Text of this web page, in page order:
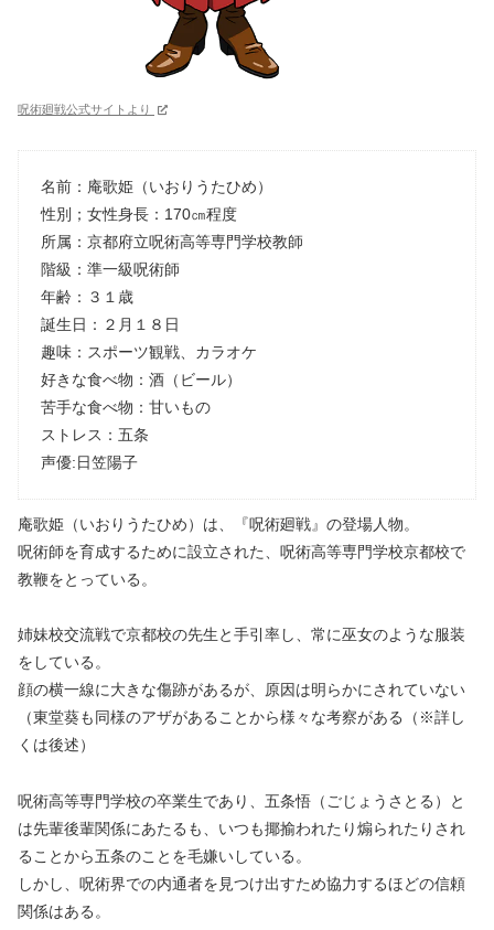
呪術廻戦公式サイトより
名前：庵歌姫（いおりうたひめ）
性別；女性身長：170㎝程度
所属：京都府立呪術高等専門学校教師
階級：準一級呪術師
年齢：３１歳
誕生日：２月１８日
趣味：スポーツ観戦、カラオケ
好きな食べ物：酒（ビール）
苦手な食べ物：甘いもの
ストレス：五条
声優:日笠陽子
庵歌姫（いおりうたひめ）は、『呪術廻戦』の登場人物。
呪術師を育成するために設立された、呪術高等専門学校京都校で
教鞭をとっている。
姉妹校交流戦で京都校の先生と手引率し、常に巫女のような服装
をしている。
顔の横一線に大きな傷跡があるが、原因は明らかにされていない
（東堂葵も同様のアザがあることから様々な考察がある（※詳し
くは後述）
呪術高等専門学校の卒業生であり、五条悟（ごじょうさとる）と
は先輩後輩関係にあたるも、いつも揶揄われたり煽られたりされ
ることから五条のことを毛嫌いしている。
しかし、呪術界での内通者を見つけ出すため協力するほどの信頼
関係はある。